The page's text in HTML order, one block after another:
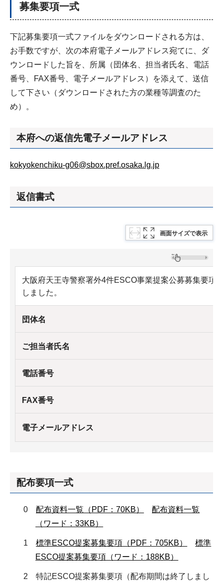
募集要項一式
下記募集要項一式ファイルをダウンロードされる方は、
お手数ですが、次の本府電子メールアドレス宛てに、ダ
ウンロードした旨を、所属（団体名、担当者氏名、電話
番号、FAX番号、電子メールアドレス）を添えて、送信
して下さい（ダウンロードされた方の業種等調査のた
め）。
本府への返信先電子メールアドレス
kokyokenchiku-g06@sbox.pref.osaka.lg.jp
返信書式
画面サイズで表示
大阪府天王寺警察署外4件ESCO事業提案公募募集要項
しました。
団体名
ご担当者氏名
電話番号
FAX番号
電子メールアドレス
配布要項一式
0配布資料一覧（PDF：70KB）
配布資料一覧
（ワード：33KB）
1標準ESCO提案募集要項（PDF：705KB）
標準
ESCO提案募集要項（ワード：188KB）
2 特記ESCO提案募集要項（配布期間は終了しまし